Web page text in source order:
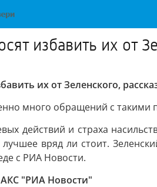
избавить их от
их от Зеленского,
много обращений с такими
действий и страха
лучшее вряд ли стоит.
с РИА Новости.
"РИА Новости"